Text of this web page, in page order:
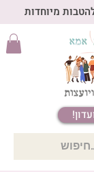
מיוחדות